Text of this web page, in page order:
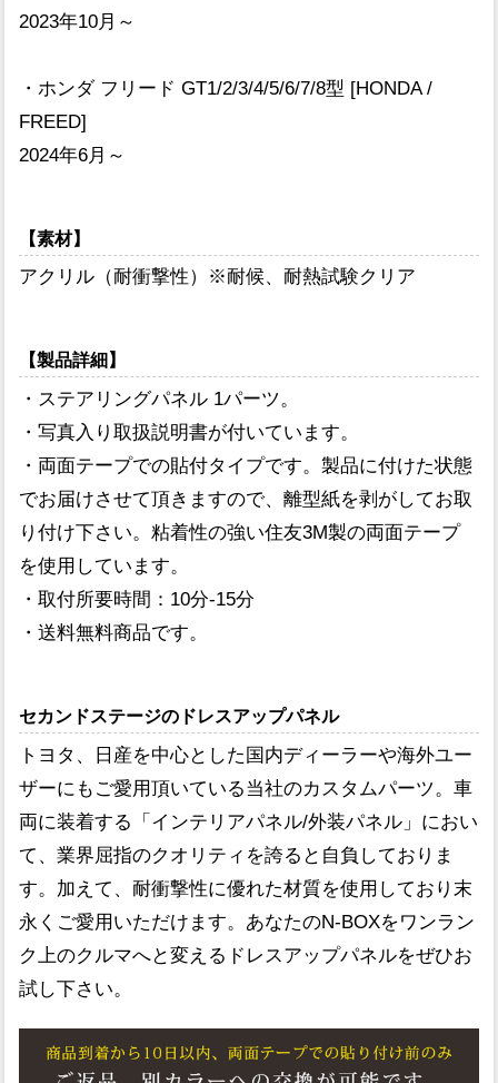
2023年10月～
・ホンダ フリード GT1/2/3/4/5/6/7/8型 [HONDA /
FREED]
2024年6月～
【素材】
アクリル（耐衝撃性）※耐候、耐熱試験クリア
【製品詳細】
・ステアリングパネル 1パーツ。
・写真入り取扱説明書が付いています。
・両面テープでの貼付タイプです。製品に付けた状態
でお届けさせて頂きますので、離型紙を剥がしてお取
り付け下さい。粘着性の強い住友3M製の両面テープ
を使用しています。
・取付所要時間：10分-15分
・送料無料商品です。
セカンドステージのドレスアップパネル
トヨタ、日産を中心とした国内ディーラーや海外ユー
ザーにもご愛用頂いている当社のカスタムパーツ。車
両に装着する「インテリアパネル/外装パネル」におい
て、業界屈指のクオリティを誇ると自負しておりま
す。加えて、耐衝撃性に優れた材質を使用しており末
永くご愛用いただけます。あなたのN-BOXをワンラン
ク上のクルマへと変えるドレスアップパネルをぜひお
試し下さい。